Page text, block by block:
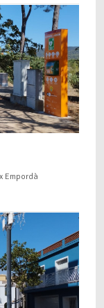
Empordà